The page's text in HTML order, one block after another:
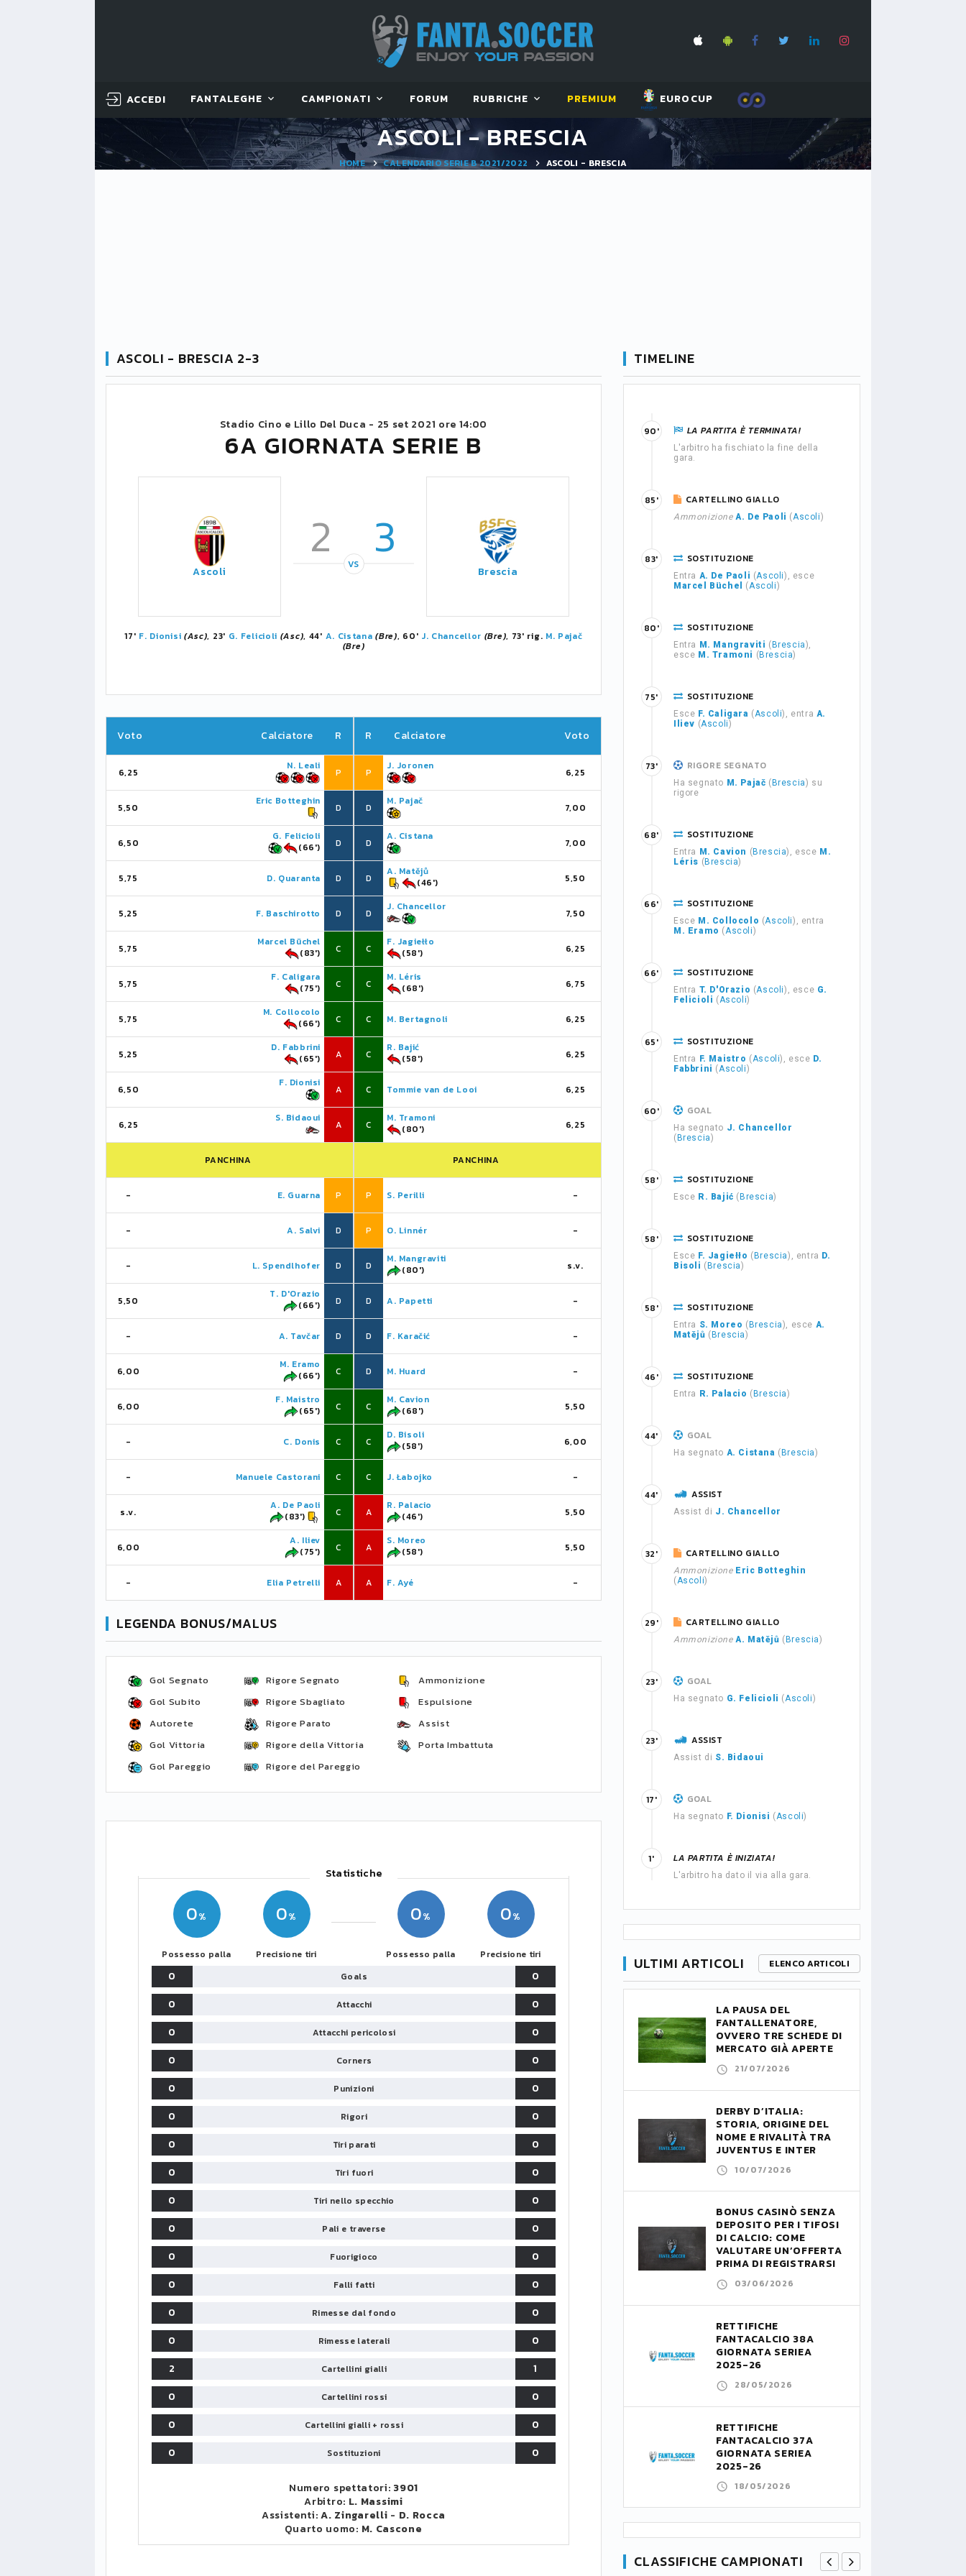
ACCEDI FANTALEGHE CAMPIONATI FORUM RUBRICHE PREMIUM EUROCUP
ASCOLI - BRESCIA
HOME CALENDARIO SERIE B 2021/2022 ASCOLI - BRESCIA
ASCOLI - BRESCIA 2-3
Stadio Cino e Lillo Del Duca - 25 set 2021 ore 14:00
6A GIORNATA SERIE B
Ascoli
2 3
VS Brescia
17' F. Dionisi (Asc), 23' G. Felicioli (Asc), 44' A. Cistana (Bre), 60' J. Chancellor (Bre), 73' rig. M. Pajač
(Bre)
Voto Calciatore R
6,25
N. Leali
P
5,50
Eric Botteghin
D
6,50
G. Felicioli
(66')
D
5,75 D. Quaranta D
5,25 F. Baschirotto D
5,75
Marcel Büchel
(83')
C
5,75
F. Caligara
(75')
C
5,75
M. Collocolo
(66')
C
5,25
D. Fabbrini
(65')
A
6,50
F. Dionisi
A
6,25
S. Bidaoui
A
PANCHINA
- E. Guarna P
- A. Salvi D
- L. Spendlhofer D
5,50
T. D'Orazio
(66')
D
- A. Tavčar D
6,00
M. Eramo
(66')
C
6,00
F. Maistro
(65')
C
- C. Donis C
- Manuele Castorani C
s.v.
A. De Paoli
(83')
C
6,00
A. Iliev
(75')
C
- Elia Petrelli A
R Calciatore Voto
P
J. Joronen
6,25
D
M. Pajač
7,00
D
A. Cistana
7,00
D
A. Matějů
(46')
5,50
D
J. Chancellor
7,50
C
F. Jagiełło
(58')
6,25
C
M. Léris
(68')
6,75
C M. Bertagnoli 6,25
C
R. Bajić
(58')
6,25
C Tommie van de Looi 6,25
C
M. Tramoni
(80')
6,25
PANCHINA
P S. Perilli -
P O. Linnér -
D
M. Mangraviti
(80')
s.v.
D A. Papetti -
D F. Karačić -
D M. Huard -
C
M. Cavion
(68')
5,50
C
D. Bisoli
(58')
6,00
C J. Łabojko -
A
R. Palacio
(46')
5,50
A
S. Moreo
(58')
5,50
A F. Ayé -
LEGENDA BONUS/MALUS
Gol Segnato
Gol Subito
Autorete
Gol Vittoria
Gol Pareggio
Rigore Segnato
Rigore Sbagliato
Rigore Parato
Rigore della Vittoria
Rigore del Pareggio
Ammonizione
Espulsione
Assist
Porta Imbattuta
Statistiche
0
Possesso palla
0
Precisione tiri
0
Possesso palla
0
Precisione tiri
0 Goals
0
0
Attacchi
0
0
Attacchi pericolosi
0
0
Corners
0
0
Punizioni
0
0
Rigori
0
0
Tiri parati
0
0
Tiri fuori
0
0
Tiri nello specchio
0
0
Pali e traverse
0
0
Fuorigioco
0
0
Falli fatti
0
0
Rimesse dal fondo
0
0
Rimesse laterali
0
2
Cartellini gialli
1
0
Cartellini rossi
0
0
Cartellini gialli + rossi
0
0
Sostituzioni 0
Numero spettatori: 3901
Arbitro: L. Massimi
Assistenti:A. Zingarelli - D. Rocca
Quarto uomo: M. Cascone
TIMELINE
LA PARTITA È TERMINATA!
L'arbitro ha fischiato la fine della
gara.
90'
CARTELLINO GIALLO
Ammonizione A. De Paoli (Ascoli)
85'
SOSTITUZIONE
Entra A. De Paoli (Ascoli), esce
Marcel Büchel
(Ascoli)
83'
SOSTITUZIONE
Entra M. Mangraviti ( Brescia),
esce M. Tramoni ( Brescia)
80'
SOSTITUZIONE
Esce F. Caligara (Ascoli), entra A.
Iliev (Ascoli)
75'
RIGORE SEGNATO
Ha segnato M. Pajač ( Brescia) su
rigore
73'
SOSTITUZIONE
Entra M. Cavion ( Brescia), esce M.
Léris ( Brescia)
68'
SOSTITUZIONE
Esce M. Collocolo (Ascoli), entra
M. Eramo (Ascoli)
66'
SOSTITUZIONE
Entra T. D'Orazio (Ascoli), esce G.
Felicioli (Ascoli)
66'
SOSTITUZIONE
Entra F. Maistro (Ascoli), esce D.
Fabbrini (Ascoli)
65'
GOAL
Ha segnato J. Chancellor
( Brescia)
60'
SOSTITUZIONE
Esce R. Bajić ( Brescia)
58'
SOSTITUZIONE
Esce F. Jagiełło ( Brescia), entra D.
Bisoli ( Brescia)
58'
SOSTITUZIONE
Entra S. Moreo ( Brescia), esce A.
Matějů ( Brescia)
58'
SOSTITUZIONE
Entra R. Palacio ( Brescia)
46'
GOAL
Ha segnato A. Cistana ( Brescia)
44'
ASSIST
Assist di J. Chancellor
44'
CARTELLINO GIALLO
Ammonizione Eric Botteghin
(Ascoli)
32'
CARTELLINO GIALLO
Ammonizione A. Matějů ( Brescia)
29'
GOAL
Ha segnato G. Felicioli (Ascoli)
23'
ASSIST
Assist di S. Bidaoui
23'
GOAL
Ha segnato F. Dionisi (Ascoli)
17'
LA PARTITA È INIZIATA!
L'arbitro ha dato il via alla gara.
1'
ULTIMI ARTICOLI ELENCO ARTICOLI
LA PAUSA DEL
FANTALLENATORE,
OVVERO TRE SCHEDE DI
MERCATO GIÀ APERTE
21/07/2026
DERBY D’ITALIA:
STORIA, ORIGINE DEL
NOME E RIVALITÀ TRA
JUVENTUS E INTER
10/07/2026
BONUS CASINÒ SENZA
DEPOSITO PER I TIFOSI
DI CALCIO: COME
VALUTARE UN’OFFERTA
PRIMA DI REGISTRARSI
03/06/2026
RETTIFICHE
FANTACALCIO 38A
GIORNATA SERIEA
2025-26
28/05/2026
RETTIFICHE
FANTACALCIO 37A
GIORNATA SERIEA
2025-26
18/05/2026
CLASSIFICHE CAMPIONATI